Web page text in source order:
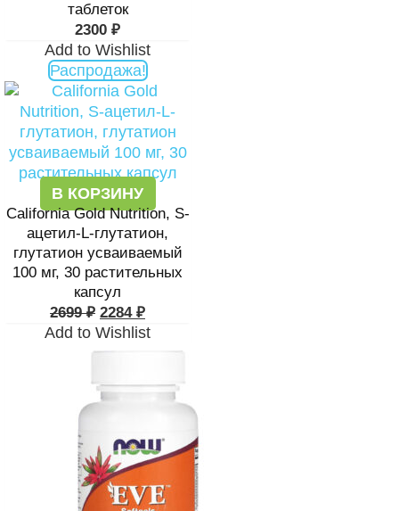
таблеток
2300 ₽
Add to Wishlist
Распродажа!
В КОРЗИНУ
California Gold Nutrition, S-
ацетил-L-глутатион,
глутатион усваиваемый
100 мг, 30 растительных
капсул
2699₽ 2284 ₽
Add to Wishlist